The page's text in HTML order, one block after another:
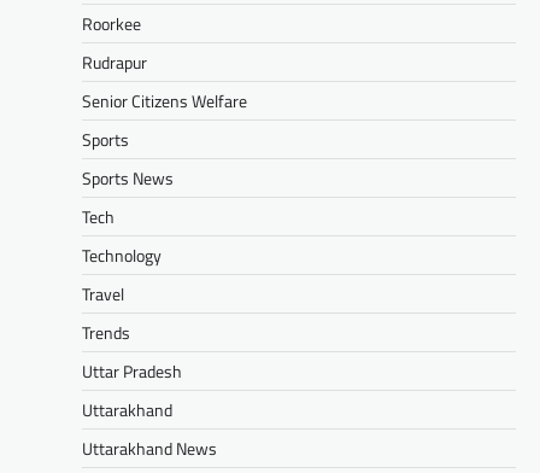
Roorkee
Rudrapur
Senior Citizens Welfare
Sports
Sports News
Tech
Technology
Travel
Trends
Uttar Pradesh
Uttarakhand
Uttarakhand News